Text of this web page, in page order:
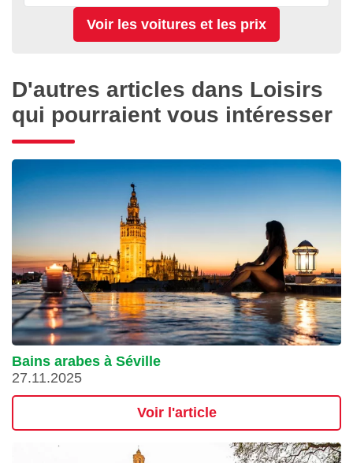
D'autres articles dans Loisirs
qui pourraient vous intéresser
Bains arabes à Séville
27.11.2025
Voir l'article